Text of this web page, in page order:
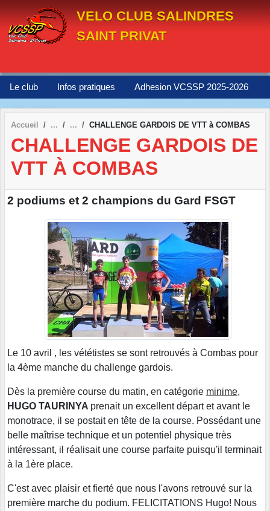
VELO CLUB SALINDRES
SAINT PRIVAT
Le club Infos pratiques Adhesion VCSSP 2025-2026
Accueil CHALLENGE GARDOIS DE VTT à COMBAS
CHALLENGE GARDOIS DE
VTT À COMBAS
2 podiums et 2 champions du Gard FSGT
Le 10 avril , les vététistes se sont retrouvés à Combas pour
la 4ème manche du challenge gardois.
Dès la première course du matin, en catégorie minime,
HUGO TAURINYA prenait un excellent départ et avant le
monotrace, il se postait en tête de la course. Possédant une
belle maîtrise technique et un potentiel physique très
intéressant, il réalisait une course parfaite puisqu'il terminait
à la 1ère place.
C'est avec plaisir et fierté que nous l'avons retrouvé sur la
première marche du podium. FELICITATIONS Hugo! Nous
Panneau de gestion des cookies